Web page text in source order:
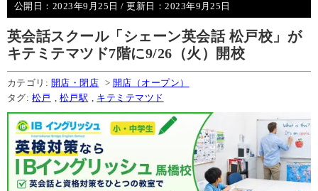
公開日： 2023年9月25日 / 更新日：2023年9月25日
英会話スクール「シェーン英会話 松戸校」が
キテミテマツド7階に9/26（火）開校
カテゴリ: 開店・閉店 > 開店（オープン）
タグ: 松戸 松戸駅 キテミテマツド